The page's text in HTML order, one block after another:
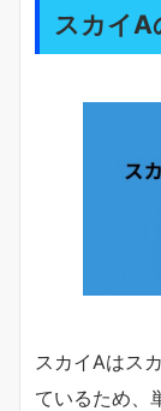
スカイA
スカイAはス
ているため、